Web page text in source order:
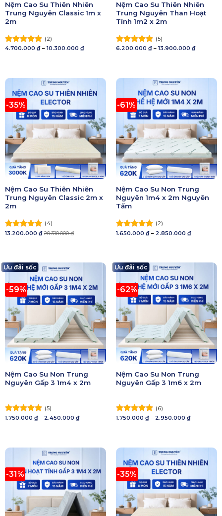
Nệm Cao Su Thiên Nhiên
Trung Nguyên Classic 1m x
2m
Được xếp
(2)
4.700.000 ₫ – 10.300.000 ₫Khoảng
giá:
Nệm Cao Su Thiên Nhiên
Trung Nguyên Than Hoạt
Tính 1m2 x 2m
Được xếp
(5)
6.200.000 ₫ – 13.900.000 ₫Khoảng
giá:
-35%
Nệm Cao Su Thiên Nhiên
Trung Nguyên Classic 2m x
2m
Được xếp
(4)
13.200.000 ₫ 20.310.000₫
-61%
Nệm Cao Su Non Trung
Nguyên 1m4 x 2m Nguyên
Tấm
Được xếp
(2)
1.650.000 ₫ – 2.850.000 ₫Khoảng
giá:
-59%
Ưu đãi sốc
Nệm Cao Su Non Trung
Nguyên Gấp 3 1m4 x 2m
Được xếp
(5)
1.750.000 ₫ – 2.450.000 ₫Khoảng
giá:
-62%
Ưu đãi sốc
Nệm Cao Su Non Trung
Nguyên Gấp 3 1m6 x 2m
Được xếp
(6)
1.750.000 ₫ – 2.950.000 ₫Khoảng
giá:
-31% -35%